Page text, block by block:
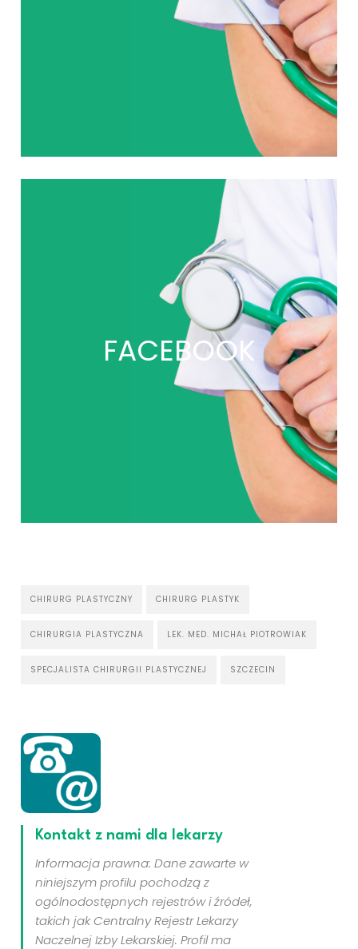
FACEBOOK
CHIRURG PLASTYCZNY CHIRURG PLASTYK
CHIRURGIA PLASTYCZNA LEK. MED. MICHAŁ PIOTROWIAK
SPECJALISTA CHIRURGII PLASTYCZNEJ SZCZECIN
Kontakt z nami dla lekarzy
Informacja prawna: Dane zawarte w
niniejszym profilu pochodzą z
ogólnodostępnych rejestrów i źródeł,
takich jak Centralny Rejestr Lekarzy
Naczelnej Izby Lekarskiej. Profil ma